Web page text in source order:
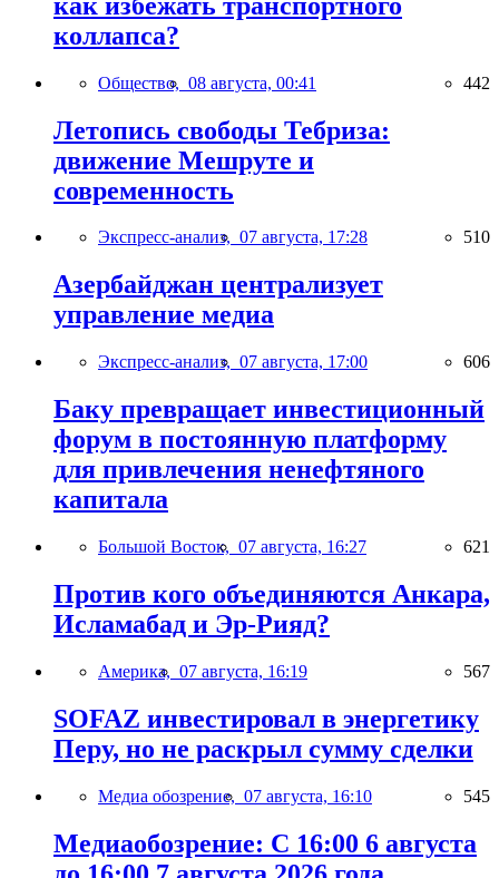
коллапса?
Общество, 08 августа, 00:41 442
Летопись свободы Тебриза:
движение Мешруте и
современность
Экспресс-анализ, 07 августа, 17:28 510
Азербайджан централизует
управление медиа
Экспресс-анализ, 07 августа, 17:00 606
Баку превращает инвестиционный
форум в постоянную платформу
для привлечения ненефтяного
капитала
Большой Восток, 07 августа, 16:27 621
Против кого объединяются Анкара,
Исламабад и Эр-Рияд?
Америка, 07 августа, 16:19 567
SOFAZ инвестировал в энергетику
Перу, но не раскрыл сумму сделки
Медиа обозрение, 07 августа, 16:10 545
Медиаобозрение: С 16:00 6 августа